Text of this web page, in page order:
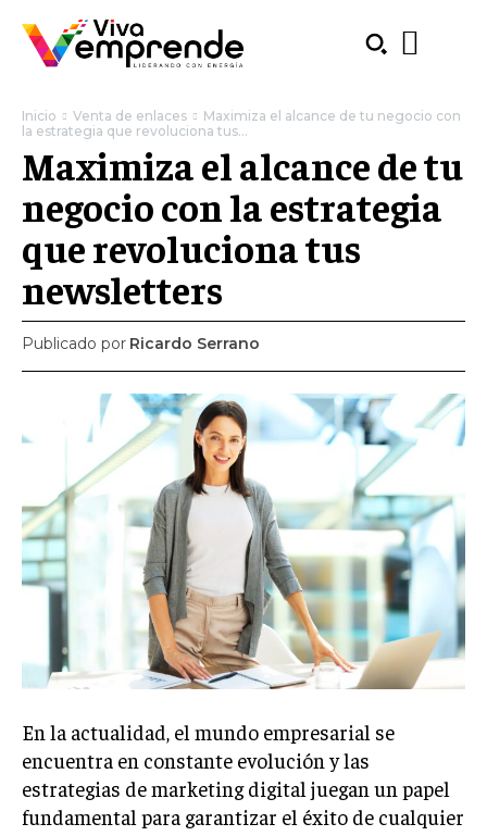
SUBSCRIBE
Welcome to Liberty Case
We have a curated list of the most noteworthy news from all
across the globe. With any subscription plan, you get access
toexclusive articlesthat let you stay ahead of the curve.
Your Profile
NEWS LIFESTYLE PUBLIC OPINION
Inicio Venta de enlaces
Maximiza el alcance de tu negocio con
la estrategia que revoluciona tus...
Maximiza el alcance de tu
negocio con la estrategia
que revoluciona tus
newsletters
Publicado por Ricardo Serrano
En la actualidad, el mundo empresarial se
encuentra en constante evolución y las
estrategias de marketing digital juegan un papel
fundamental para garantizar el éxito de cualquier